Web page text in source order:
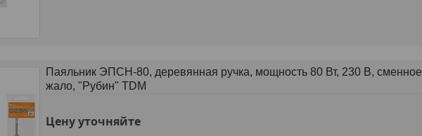
Паяльник ЭПСН-80, деревянная ручка, мощность 80 Вт, 230 В, сменное
жало, "Рубин" TDM
Цену уточняйте